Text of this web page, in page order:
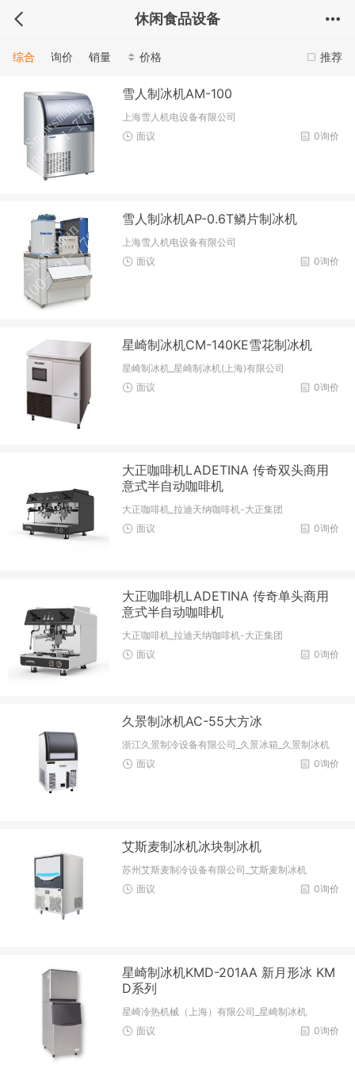
休闲食品设备
推荐
综合 询价 销量 价格
雪人制冰机AM-100
上海雪人机电设备有限公司
0询价
面议
雪人制冰机AP-0.6T鳞片制冰机
上海雪人机电设备有限公司
0询价
面议
星崎制冰机CM-140KE雪花制冰机
星崎制冰机_星崎制冰机(上海)有限公司
0询价
面议
大正咖啡机LADETINA 传奇双头商用
意式半自动咖啡机
大正咖啡机_拉迪天纳咖啡机-大正集团
0询价
面议
大正咖啡机LADETINA 传奇单头商用
意式半自动咖啡机
大正咖啡机_拉迪天纳咖啡机-大正集团
0询价
面议
久景制冰机AC-55大方冰
浙江久景制冷设备有限公司_久景冰箱_久景制冰机
0询价
面议
艾斯麦制冰机冰块制冰机
苏州艾斯麦制冷设备有限公司_艾斯麦制冰机
0询价
面议
星崎制冰机KMD-201AA 新月形冰 KM
D系列
星崎冷热机械（上海）有限公司_星崎制冰机
0询价
面议